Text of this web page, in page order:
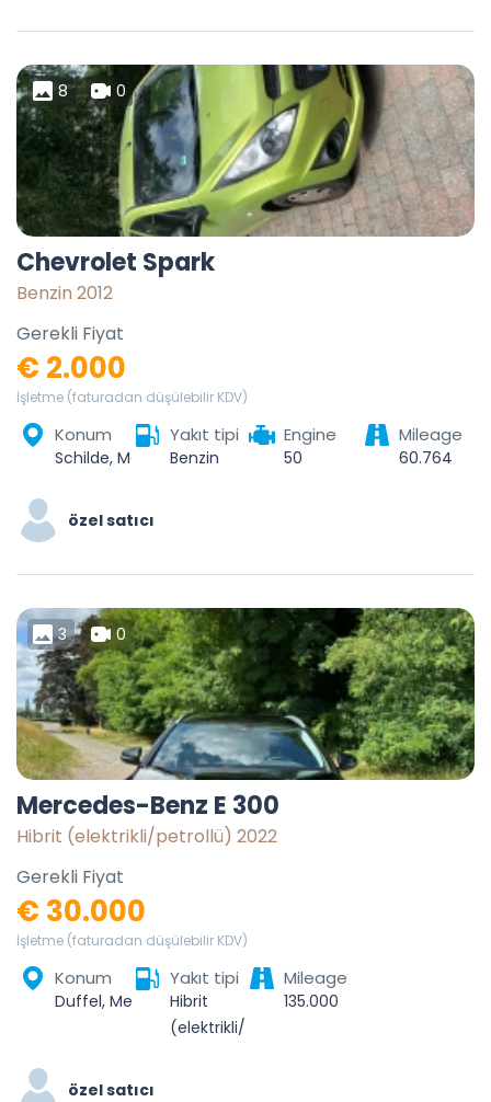
8 0
Chevrolet Spark
Benzin 2012
Gerekli Fiyat
€ 2.000
İşletme (faturadan düşülebilir KDV)
Konum Yakıt tipi
Benzin
Engine
50
Mileage
60.764
özel satıcı
3 0
Mercedes-Benz E 300
Hibrit (elektrikli/petrollü) 2022
Gerekli Fiyat
€ 30.000
İşletme (faturadan düşülebilir KDV)
Konum Yakıt tipi
Hibrit
(elektrikli/petrollü)
Mileage
135.000
özel satıcı